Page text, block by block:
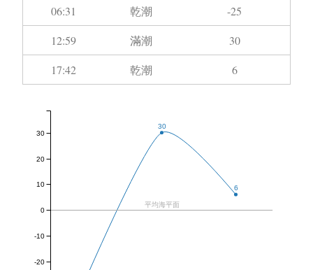
06:31 乾潮
-25
12:59
滿潮
30
17:42
乾潮 6
30
6
平均海平面
-20
-10
0
10
20
30